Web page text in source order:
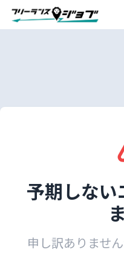
予期しな
申し訳ありませ